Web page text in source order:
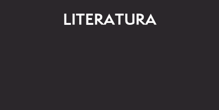
LITERATURA